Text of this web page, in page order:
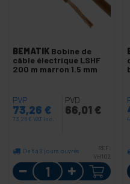
BEMATIK Bobine de
câble électrique LSHF
200 m marron 1.5 mm
PVP
73,26 €
73,26 € VAT inc.
PVD
66,01 €
De 6 à 8 jours ouvrés
REF:
VH102
Quantité